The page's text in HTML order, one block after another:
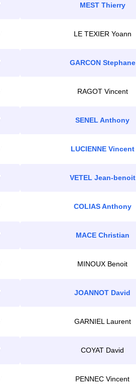
MEST Thierry
LE TEXIER Yoann
GARCON Stephane
RAGOT Vincent
SENEL Anthony
LUCIENNE Vincent
VETEL Jean-benoit
COLIAS Anthony
MACE Christian
MINOUX Benoit
JOANNOT David
GARNIEL Laurent
COYAT David
PENNEC Vincent